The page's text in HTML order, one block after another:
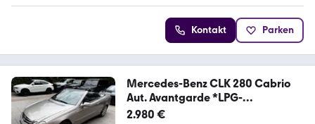
Kontakt Parken
Mercedes-Benz CLK 280 Cabrio
Aut. Avantgarde *LPG-
Gasanlage*
2.980 €